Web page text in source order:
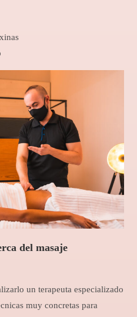
del masaje
un terapeuta especializado
muy concretas para